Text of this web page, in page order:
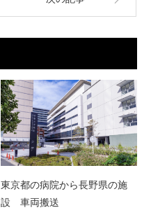
東京都の病院から長野県の施
設 車両搬送